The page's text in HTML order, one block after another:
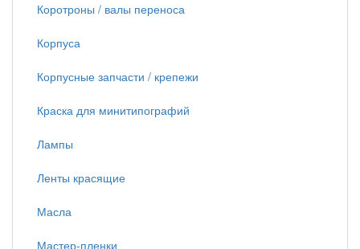
Коротроны / валы переноса
Корпуса
Корпусные запчасти / крепежи
Краска для минитипографий
Лампы
Ленты красящие
Масла
Мастер-пленки